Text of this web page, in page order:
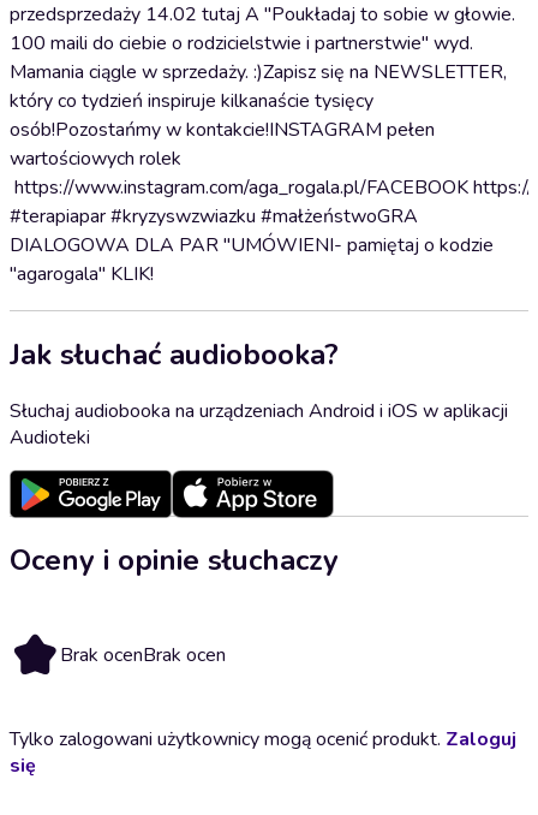
przedsprzedaży 14.02 ⁠⁠tutaj⁠⁠ A "Poukładaj to sobie w głowie.
100 maili do ciebie o rodzicielstwie i partnerstwie" wyd.
Mamania ciągle w sprzedaży. :)⁠⁠⁠⁠⁠⁠⁠⁠⁠⁠⁠⁠⁠⁠⁠⁠⁠⁠⁠⁠⁠⁠⁠⁠⁠⁠⁠⁠⁠⁠Zapisz się na NEWSLETTER⁠⁠⁠⁠⁠⁠⁠⁠⁠⁠⁠⁠⁠⁠⁠⁠⁠⁠⁠⁠⁠⁠⁠⁠⁠⁠⁠⁠⁠⁠⁠⁠,
który co tydzień inspiruje kilkanaście tysięcy
osób!Pozostańmy w kontakcie!INSTAGRAM pełen
wartościowych rolek
⁠⁠⁠⁠⁠⁠⁠⁠⁠⁠⁠⁠⁠⁠⁠⁠⁠⁠⁠⁠⁠⁠⁠⁠⁠⁠⁠⁠⁠⁠⁠⁠⁠⁠https://www.instagram.com/aga_rogala.pl/⁠⁠⁠⁠⁠⁠⁠⁠⁠⁠⁠⁠⁠⁠⁠⁠⁠⁠⁠⁠⁠⁠⁠⁠⁠⁠⁠⁠⁠⁠⁠⁠⁠⁠FACEBOOK
#terapiapar #kryzyswzwiazku #małżeństwoGRA
DIALOGOWA DLA PAR "UMÓWIENI- pamiętaj o kodzie
"agarogala" ⁠⁠⁠⁠⁠KLIK!
Jak słuchać audiobooka?
Słuchaj audiobooka na urządzeniach Android i iOS w aplikacji
Audioteki
Oceny i opinie słuchaczy
Brak ocenBrak ocen
Tylko zalogowani użytkownicy mogą ocenić produkt. Zaloguj
się